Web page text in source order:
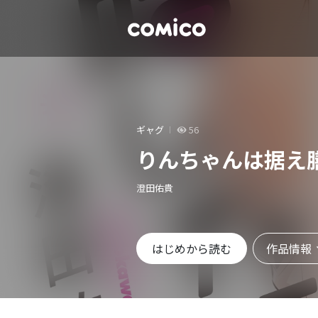
ギャグ 56
りんちゃんは据え
澄田佑貴
はじめから読む 作品情報